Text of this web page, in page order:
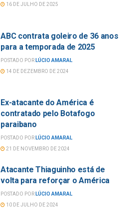
16 DE JULHO DE 2025
ABC contrata goleiro de 36 anos
para a temporada de 2025
POSTADO POR LÚCIO AMARAL
14 DE DEZEMBRO DE 2024
Ex-atacante do América é
contratado pelo Botafogo
paraibano
POSTADO POR LÚCIO AMARAL
21 DE NOVEMBRO DE 2024
Atacante Thiaguinho está de
volta para reforçar o América
POSTADO POR LÚCIO AMARAL
10 DE JULHO DE 2024